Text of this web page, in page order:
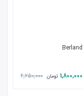
1,800,000 تومان 2,250,000